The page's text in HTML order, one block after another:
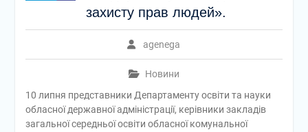
захисту прав людей».
agenega
Новини
10 липня представники Департаменту освіти та науки
обласної державної адміністрації, керівники закладів
загальної середньої освіти обласної комунальної